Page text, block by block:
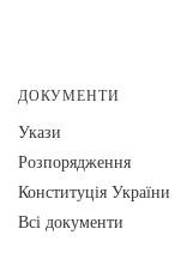
ДОКУМЕНТИ
Укази
Розпорядження
Конституція України
Всі документи